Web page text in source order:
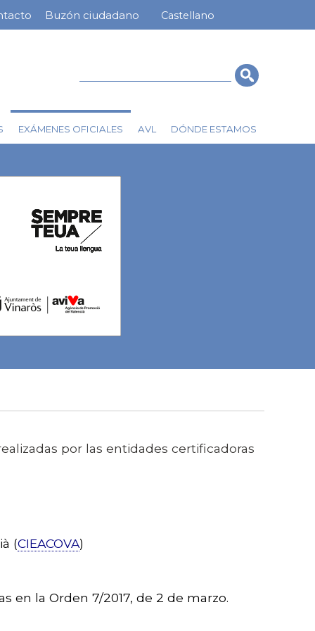
Castellano
Buzón ciudadano
EXÁMENES OFICIALES AVL DÓNDE ESTAMOS
por las entidades certificadoras
(CIEACOVA)
en la Orden 7/2017, de 2 de marzo.